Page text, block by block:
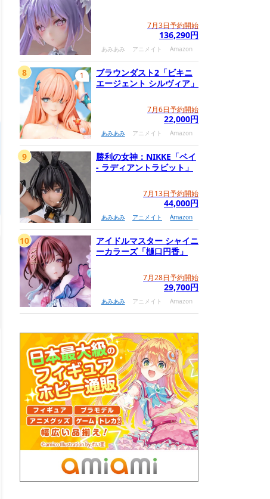
7月3日予約開始
136,290円
あみあみ アニメイト Amazon
ブラウンダスト2「ビキニ
エージェント シルヴィア」
7月6日予約開始
22,000円
あみあみ アニメイト Amazon
1
8
勝利の女神：NIKKE「ベイ
- ラディアントラビット」
7月13日予約開始
44,000円
あみあみ アニメイト Amazon
9
アイドルマスター シャイニ
ーカラーズ「樋口円香」
7月28日予約開始
29,700円
あみあみ アニメイト Amazon
10